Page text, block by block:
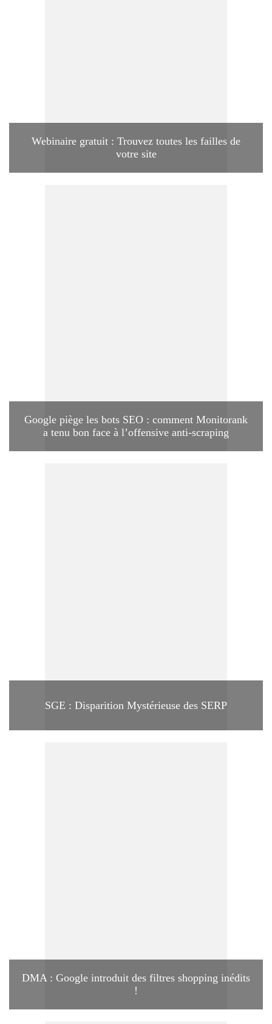
Webinaire gratuit : Trouvez toutes les failles de
votre site
Google piège les bots SEO : comment Monitorank
a tenu bon face à l’offensive anti-scraping
SGE : Disparition Mystérieuse des SERP
DMA : Google introduit des filtres shopping inédits
!